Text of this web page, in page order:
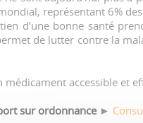
représentant 6% des
d’une bonne santé
de lutter contre la
médicament accessible et
sur ordonnance►